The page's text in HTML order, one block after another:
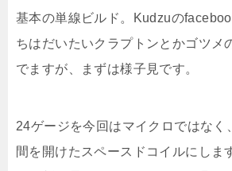
基本の単線ビルド。Kudzuの
ちはだいたいクラプトンとかゴツメ
でますが、まずは様子見です。
24ゲージを今回はマイクロではなく
間を開けたスペースドコイルにしま